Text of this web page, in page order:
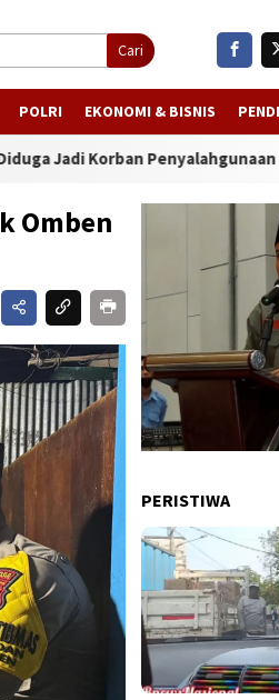
Cari
POLRI EKONOMI & BISNIS
Penyalahgunaan Identitas,
Omben
PERISTIWA